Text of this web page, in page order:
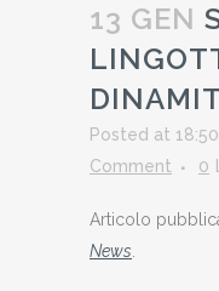
13 GEN
Posted at
Comment
0
Articolo
News.